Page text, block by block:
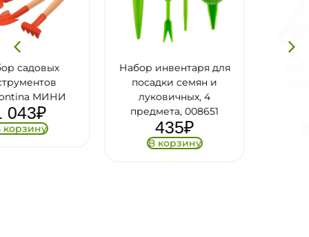
Набор инвентаря для
посадки семян и
луковичных, 4
предмета, 008651
Инструменты для
сбора облепихи,